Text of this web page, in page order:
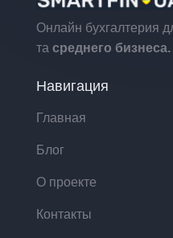
Онлайн бухгалтерия
та среднего бизнеса.
Навигация
Главная
Блог
О проекте
Контакты